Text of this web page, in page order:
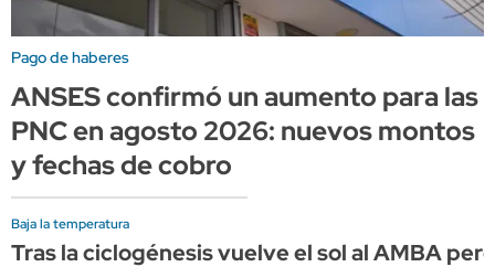
Pago de haberes
ANSES confirmó un aumento para las
PNC en agosto 2026: nuevos montos
y fechas de cobro
Baja la temperatura
Tras la ciclogénesis vuelve el sol al AMBA